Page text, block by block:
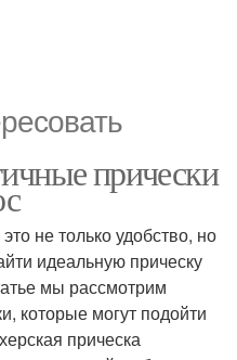
прически
не только удобство, но
идеальную прическу
мы рассмотрим
которые могут подойти
прическа